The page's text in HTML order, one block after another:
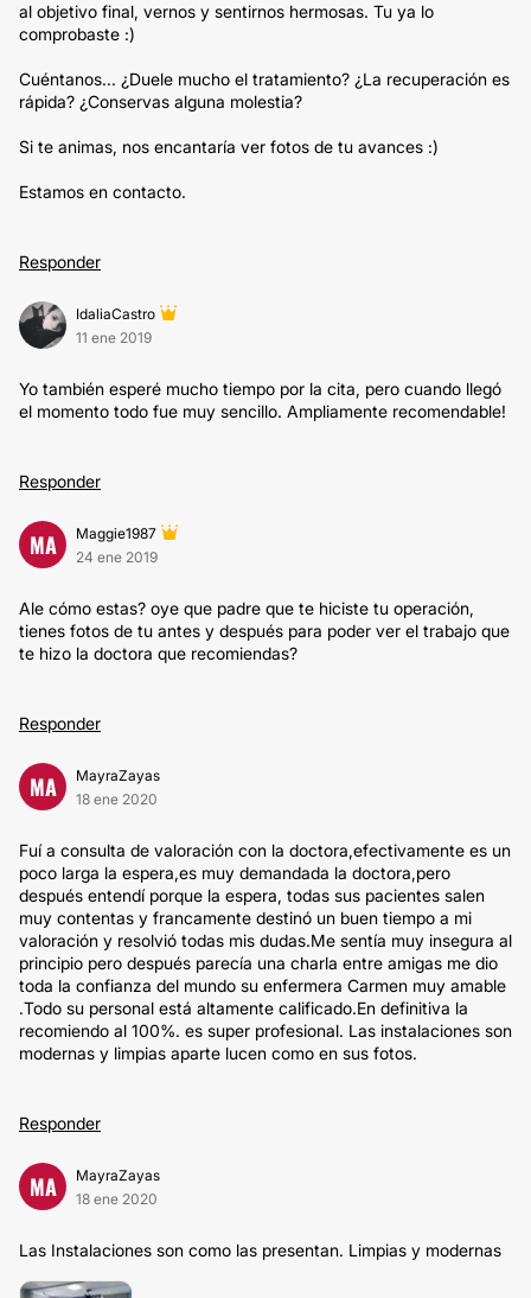
al objetivo final, vernos y sentirnos hermosas. Tu ya lo
comprobaste :)
Cuéntanos... ¿Duele mucho el tratamiento? ¿La recuperación es
rápida? ¿Conservas alguna molestia?
Si te animas, nos encantaría ver fotos de tu avances :)
Estamos en contacto.
Responder
IdaliaCastro
11 ene 2019
Yo también esperé mucho tiempo por la cita, pero cuando llegó
el momento todo fue muy sencillo. Ampliamente recomendable!
Responder
MA
Maggie1987
24 ene 2019
Ale cómo estas? oye que padre que te hiciste tu operación,
tienes fotos de tu antes y después para poder ver el trabajo que
te hizo la doctora que recomiendas?
Responder
MA
MayraZayas
18 ene 2020
Fuí a consulta de valoración con la doctora,efectivamente es un
poco larga la espera,es muy demandada la doctora,pero
después entendí porque la espera, todas sus pacientes salen
muy contentas y francamente destinó un buen tiempo a mi
valoración y resolvió todas mis dudas.Me sentía muy insegura al
principio pero después parecía una charla entre amigas me dio
toda la confianza del mundo su enfermera Carmen muy amable
.Todo su personal está altamente calificado.En definitiva la
recomiendo al 100%. es super profesional. Las instalaciones son
modernas y limpias aparte lucen como en sus fotos.
Responder
MA
MayraZayas
18 ene 2020
Las Instalaciones son como las presentan. Limpias y modernas